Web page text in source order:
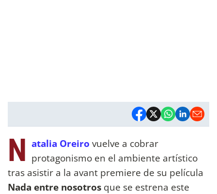
N atalia Oreiro vuelve a cobrar
protagonismo en el ambiente artístico
tras asistir a la avant premiere de su película
Nada entre nosotros que se estrena este